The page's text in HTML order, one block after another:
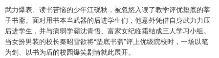
武力爆表、读书苦恼的少年江砚秋，被忽悠入读了教学评优垫底的莘
子书斋。面对用书本当武器的后进学生们，他意外凭借自身武力力压
后进学生，并与病弱学霸沈青悟、富家女纪临霜结成三人学习小组。
当女扮男装的校长秦昭雪欲将“垫底书斋”评上优级院校时，一场以笔
为剑、以书为盾的校园爆笑剧情就此展开。